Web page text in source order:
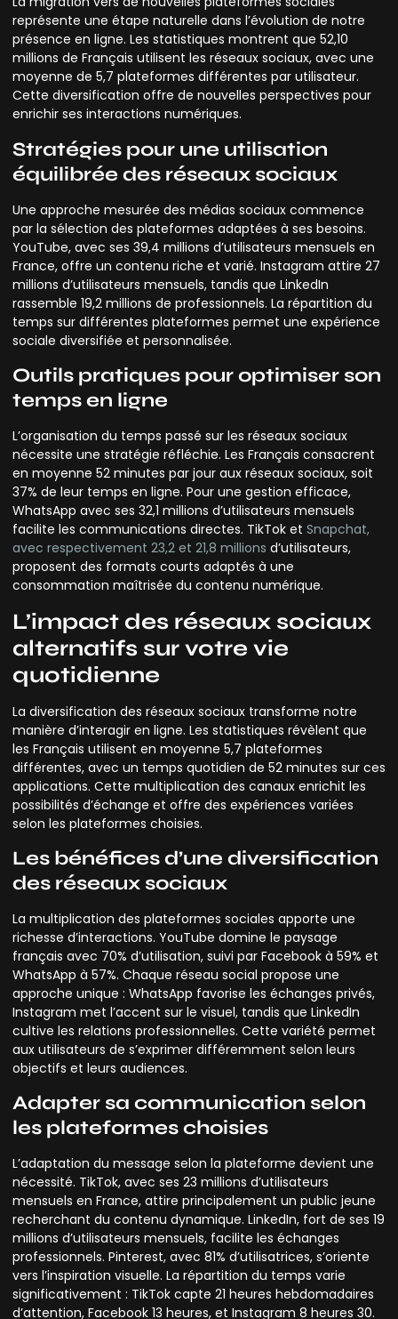
représente une étape naturelle dans l’évolution de notre
présence en ligne. Les statistiques montrent que 52,10
millions de Français utilisent les réseaux sociaux, avec une
moyenne de 5,7 plateformes différentes par utilisateur.
Cette diversification offre de nouvelles perspectives pour
enrichir ses interactions numériques.
Stratégies pour une utilisation
équilibrée des réseaux sociaux
Une approche mesurée des médias sociaux commence
par la sélection des plateformes adaptées à ses besoins.
YouTube, avec ses 39,4 millions d’utilisateurs mensuels en
France, offre un contenu riche et varié. Instagram attire 27
millions d’utilisateurs mensuels, tandis que LinkedIn
rassemble 19,2 millions de professionnels. La répartition du
temps sur différentes plateformes permet une expérience
sociale diversifiée et personnalisée.
Outils pratiques pour optimiser son
temps en ligne
L’organisation du temps passé sur les réseaux sociaux
nécessite une stratégie réfléchie. Les Français consacrent
en moyenne 52 minutes par jour aux réseaux sociaux, soit
37% de leur temps en ligne. Pour une gestion efficace,
WhatsApp avec ses 32,1 millions d’utilisateurs mensuels
facilite les communications directes. TikTok et Snapchat,
avec respectivement 23,2 et 21,8 millions d’utilisateurs,
proposent des formats courts adaptés à une
consommation maîtrisée du contenu numérique.
L’impact des réseaux sociaux
alternatifs sur votre vie
quotidienne
La diversification des réseaux sociaux transforme notre
manière d’interagir en ligne. Les statistiques révèlent que
les Français utilisent en moyenne 5,7 plateformes
différentes, avec un temps quotidien de 52 minutes sur ces
applications. Cette multiplication des canaux enrichit les
possibilités d’échange et offre des expériences variées
selon les plateformes choisies.
Les bénéfices d’une diversification
des réseaux sociaux
La multiplication des plateformes sociales apporte une
richesse d’interactions. YouTube domine le paysage
français avec 70% d’utilisation, suivi par Facebook à 59% et
WhatsApp à 57%. Chaque réseau social propose une
approche unique : WhatsApp favorise les échanges privés,
Instagram met l’accent sur le visuel, tandis que LinkedIn
cultive les relations professionnelles. Cette variété permet
aux utilisateurs de s’exprimer différemment selon leurs
objectifs et leurs audiences.
Adapter sa communication selon
les plateformes choisies
L’adaptation du message selon la plateforme devient une
nécessité. TikTok, avec ses 23 millions d’utilisateurs
mensuels en France, attire principalement un public jeune
recherchant du contenu dynamique. LinkedIn, fort de ses 19
millions d’utilisateurs mensuels, facilite les échanges
professionnels. Pinterest, avec 81% d’utilisatrices, s’oriente
vers l’inspiration visuelle. La répartition du temps varie
significativement : TikTok capte 21 heures hebdomadaires
d’attention, Facebook 13 heures, et Instagram 8 heures 30.